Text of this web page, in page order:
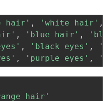
hair' , 'white hair' ,
, 'blue hair' ,
, 'black eyes' ,
, 'purple eyes' ,
hair'